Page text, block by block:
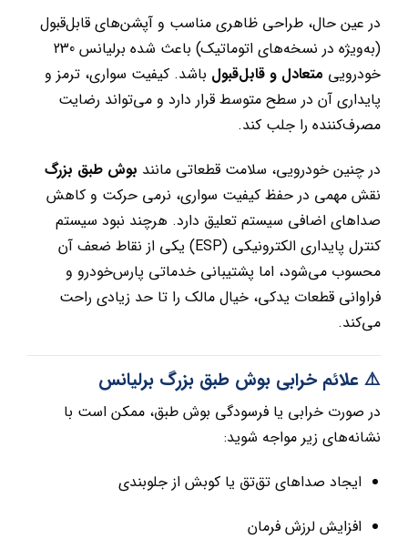
در عین حال، طراحی ظاهری مناسب و آپشن‌های قابل‌قبول
(به‌ویژه در نسخه‌های اتوماتیک) باعث شده برلیانس 230
خودروییمتعادل و قابل‌قبولباشد. کیفیت سواری، ترمز و
پایداری آن در سطح متوسط قرار دارد و می‌تواند رضایت
مصرف‌کننده را جلب کند.
در چنین خودرویی، سلامت قطعاتی مانندبوش طبق بزرگ
نقش مهمی در حفظ کیفیت سواری، نرمی حرکت و کاهش
صداهای اضافی سیستم تعلیق دارد. هرچند نبود سیستم
کنترل پایداری الکترونیکی (ESP) یکی از نقاط ضعف آن
محسوب می‌شود، اما پشتیبانی خدماتی پارس‌خودرو و
فراوانی قطعات یدکی، خیال مالک را تا حد زیادی راحت
می‌کند.
⚠️ علائم خرابی بوش طبق بزرگ برلیانس
در صورت خرابی یا فرسودگی بوش طبق، ممکن است با
نشانه‌های زیر مواجه شوید:
ایجاد صداهای تق‌تق یا کوبش از جلوبندی
افزایش لرزش فرمان